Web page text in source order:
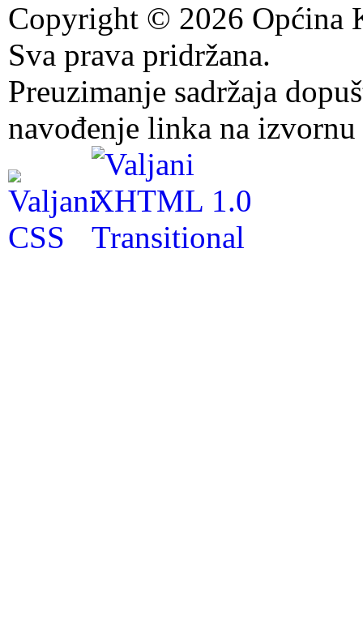
Copyright © 2026 Općina
Sva prava pridržana.
Preuzimanje sadržaja
navođenje linka na izvornu